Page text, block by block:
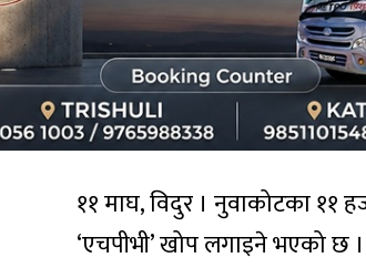
११ माघ, विदुर । नुवाकोटका ११
‘एचपीभी’ खोप लगाइने भएको छ ।